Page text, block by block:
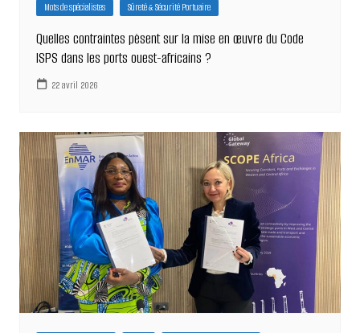
Mots de spécialistes Sûreté & Sécurité Portuaire
Quelles contraintes pèsent sur la mise en œuvre du Code
ISPS dans les ports ouest-africains ?
22 avril 2026